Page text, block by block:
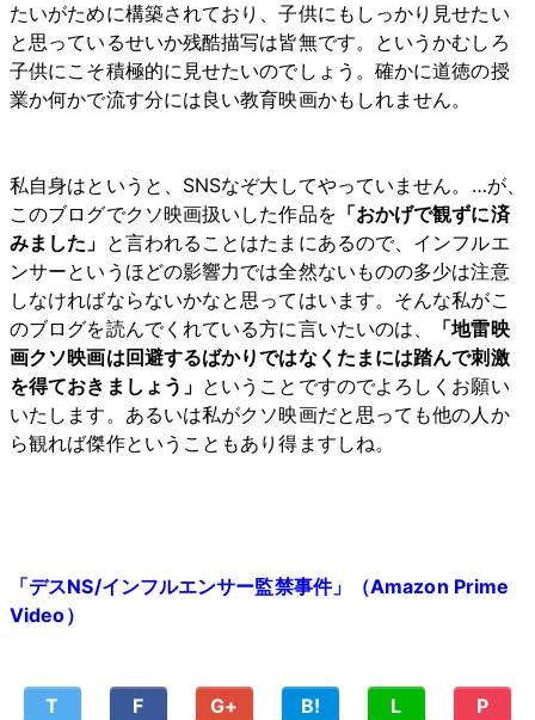
たいがために構築されており、子供にもしっかり見せたい
と思っているせいか残酷描写は皆無です。というかむしろ
子供にこそ積極的に見せたいのでしょう。確かに道徳の授
業か何かで流す分には良い教育映画かもしれません。
私自身はというと、SNSなぞ大してやっていません。…が、
このブログでクソ映画扱いした作品を 「おかげで観ずに済
みました」 と言われることはたまにあるので、インフルエ
ンサーというほどの影響力では全然ないものの多少は注意
しなければならないかなと思ってはいます。そんな私がこ
のブログを読んでくれている方に言いたいのは、
「地雷映
画クソ映画は回避するばかりではなくたまには踏んで刺激
を得ておきましょう」 ということですのでよろしくお願い
いたします。あるいは私がクソ映画だと思っても他の人か
ら観れば傑作ということもあり得ますしね。
「デスNS/インフルエンサー監禁事件」（Amazon Prime
Video）
T F G+ B! L P